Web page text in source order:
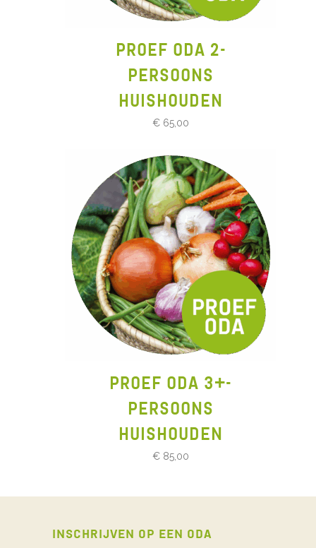
PROEF ODA 2-
PERSOONS
HUISHOUDEN
€ 65,00
PROEF ODA 3+-
PERSOONS
HUISHOUDEN
€ 85,00
INSCHRIJVEN OP EEN ODA